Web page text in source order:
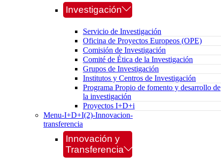
Investigación
Servicio de Investigación
Oficina de Proyectos Europeos (OPE)
Comisión de Investigación
Comité de Ética de la Investigación
Grupos de Investigación
Institutos y Centros de Investigación
Programa Propio de fomento y desarrollo de
la investigación
Proyectos I+D+i
Menu-I+D+I(2)-Innovacion-
transferencia
Innovación y
Transferencia